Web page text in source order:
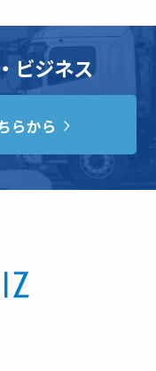
ビジネス
らから